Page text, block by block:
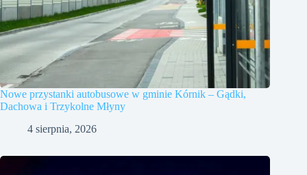
Nowe przystanki autobusowe w gminie Kórnik – Gądki,
Dachowa i Trzykolne Młyny
4 sierpnia, 2026